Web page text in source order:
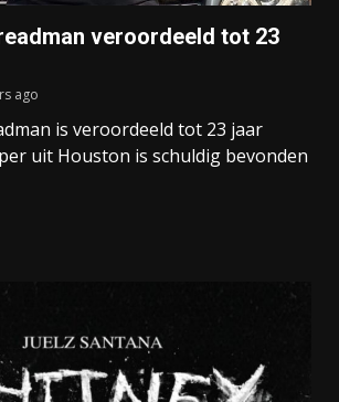
veroordeeld tot 23
ago
is veroordeeld tot 23 jaar
uit Houston is schuldig bevonden